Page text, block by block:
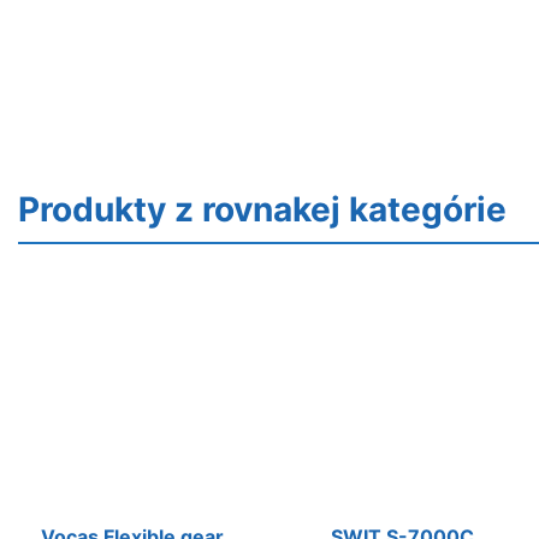
Produkty z rovnakej kategórie